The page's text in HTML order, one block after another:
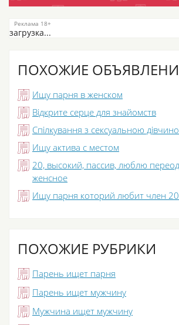
загрузка...
ПОХОЖИЕ
Ищу парня в женском
Відкрите серце для знайомств
Спілкування з сексуальною
Ищу актива с местом
20, высокий, пассив, люблю
женсное
Ищу парня которий любит член
ПОХОЖИЕ РУБРИКИ
Парень ищет парня
Парень ищет мужчину
Мужчина ищет мужчину